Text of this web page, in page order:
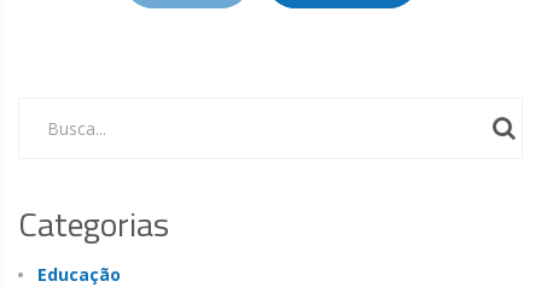
Busca...
Categorias
Educação